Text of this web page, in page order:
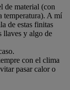
de material (con
temperatura). A mí
de estas finitas
llaves y algo de
con el clima
pasar calor o